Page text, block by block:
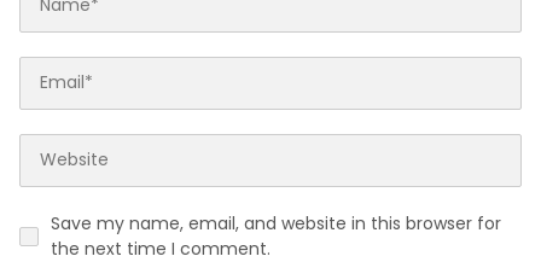
Save my name, email, and website in this browser for
the next time I comment.